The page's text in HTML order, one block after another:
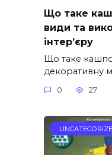
Що таке
види та
інтер’єру
Що таке
декоративну
0 27